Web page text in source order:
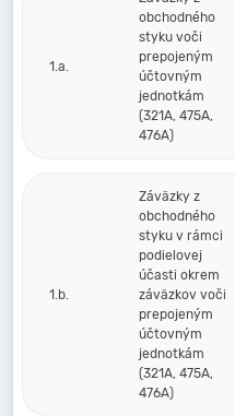
1.a.
obchodného
styku voči
prepojeným
účtovným
jednotkám
(321A, 475A,
476A)
1.b.
Záväzky z
obchodného
styku v rámci
podielovej
účasti okrem
záväzkov voči
prepojeným
účtovným
jednotkám
(321A, 475A,
476A)